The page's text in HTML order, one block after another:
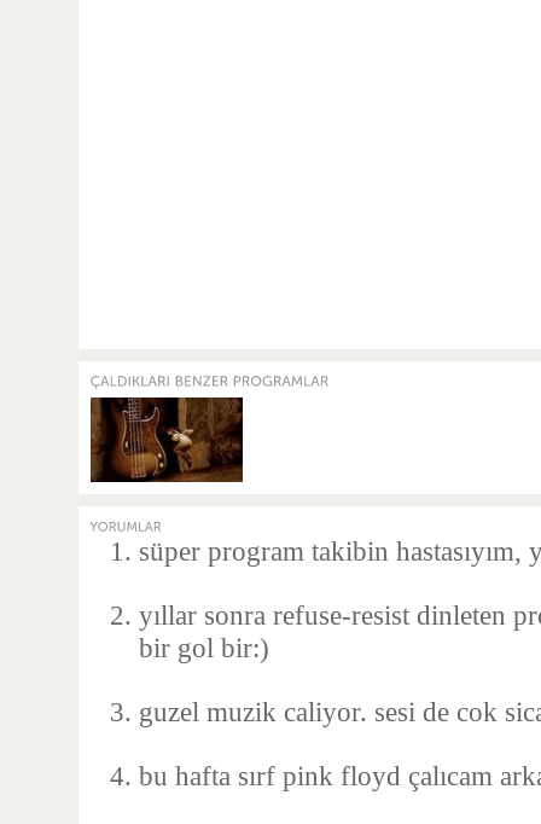
süper program takibin hastasıyım,
yıllar sonra refuse-resist dinleten
bir gol bir:)
guzel muzik caliyor. sesi de cok
bu hafta sırf pink floyd çalıcam